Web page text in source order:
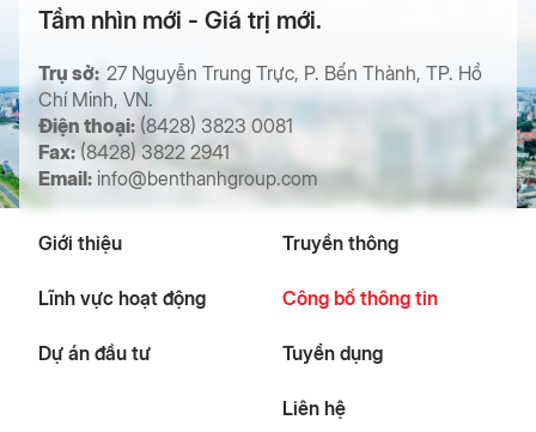
Tầm nhìn mới - Giá trị mới.
Trụ sở: 27 Nguyễn Trung Trực, P. Bến Thành, TP. Hồ
Chí Minh, VN.
Điện thoại: (8428) 3823 0081
Fax:(8428) 3822 2941
Email: info@benthanhgroup.com
Giới thiệu
Lĩnh vực hoạt động
Dự án đầu tư
Truyền thông
Công bố thông tin
Tuyển dụng
Liên hệ